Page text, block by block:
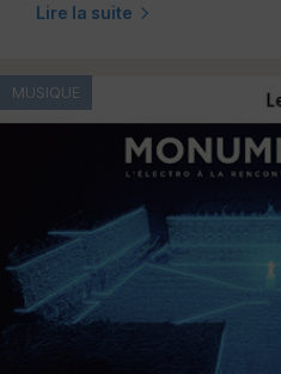
Lire la suite
MUSIQUE